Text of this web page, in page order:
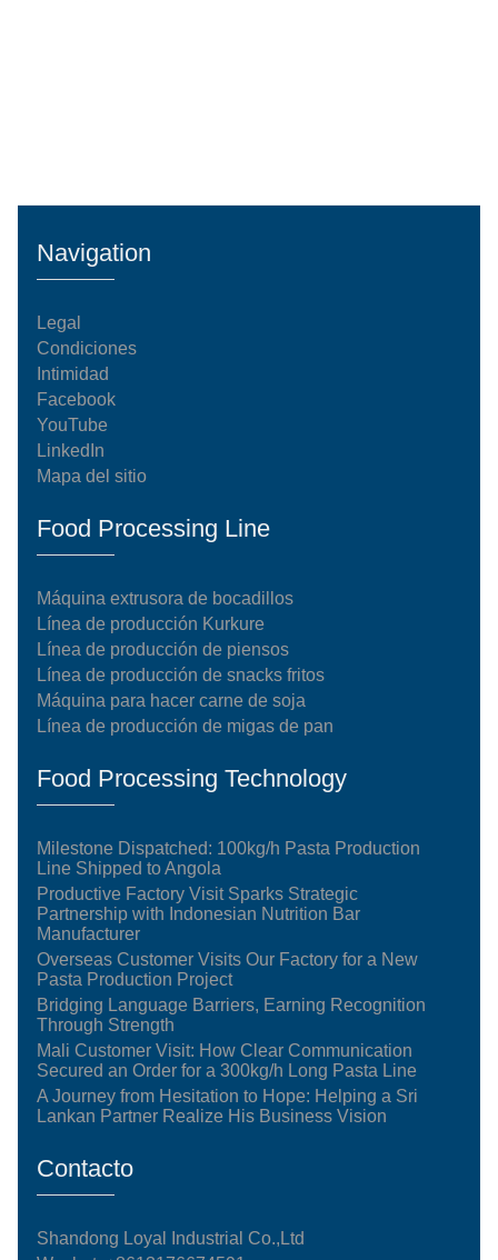
Navigation
Legal
Condiciones
Intimidad
Facebook
YouTube
LinkedIn
Mapa del sitio
Food Processing Line
Máquina extrusora de bocadillos
Línea de producción Kurkure
Línea de producción de piensos
Línea de producción de snacks fritos
Máquina para hacer carne de soja
Línea de producción de migas de pan
Food Processing Technology
Milestone Dispatched: 100kg/h Pasta Production
Line Shipped to Angola
Productive Factory Visit Sparks Strategic
Partnership with Indonesian Nutrition Bar
Manufacturer
Overseas Customer Visits Our Factory for a New
Pasta Production Project
Bridging Language Barriers, Earning Recognition
Through Strength
Mali Customer Visit: How Clear Communication
Secured an Order for a 300kg/h Long Pasta Line
A Journey from Hesitation to Hope: Helping a Sri
Lankan Partner Realize His Business Vision
Contacto
Shandong Loyal Industrial Co.,Ltd